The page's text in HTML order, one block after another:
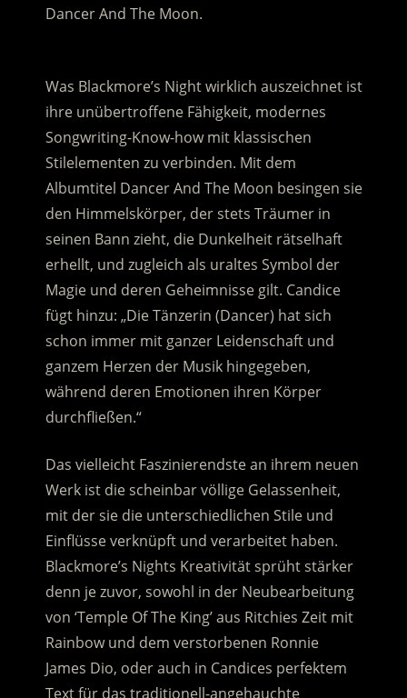
Dancer And The Moon.
Was Blackmore’s Night wirklich auszeichnet ist
ihre unübertroffene Fähigkeit, modernes
Songwriting-Know-how mit klassischen
Stilelementen zu verbinden. Mit dem
Albumtitel Dancer And The Moon besingen sie
den Himmelskörper, der stets Träumer in
seinen Bann zieht, die Dunkelheit rätselhaft
erhellt, und zugleich als uraltes Symbol der
Magie und deren Geheimnisse gilt. Candice
fügt hinzu: „Die Tänzerin (Dancer) hat sich
schon immer mit ganzer Leidenschaft und
ganzem Herzen der Musik hingegeben,
während deren Emotionen ihren Körper
durchfließen.“
Das vielleicht Faszinierendste an ihrem neuen
Werk ist die scheinbar völlige Gelassenheit,
mit der sie die unterschiedlichen Stile und
Einflüsse verknüpft und verarbeitet haben.
Blackmore’s Nights Kreativität sprüht stärker
denn je zuvor, sowohl in der Neubearbeitung
von ‘Temple Of The King’ aus Ritchies Zeit mit
Rainbow und dem verstorbenen Ronnie
James Dio, oder auch in Candices perfektem
Text für das traditionell-angehauchte